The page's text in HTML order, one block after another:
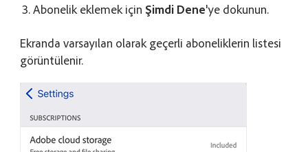
Abonelik eklemek için Şimdi Dene'ye dokunun.
Ekranda varsayılan olarak geçerli aboneliklerin listesi
görüntülenir.